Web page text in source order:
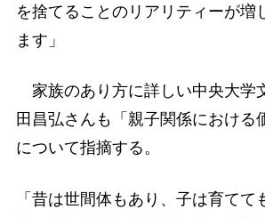
を捨てることのリアリティーが増
ます」
家族のあり方に詳しい中央大学
田昌弘さんも「親子関係における
について指摘する。
「昔は世間体もあり、子は育てて